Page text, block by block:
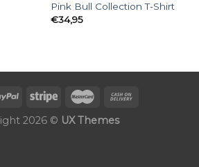
Pink Bull Collection T-Shirt
€34,95
2026 © UX Themes